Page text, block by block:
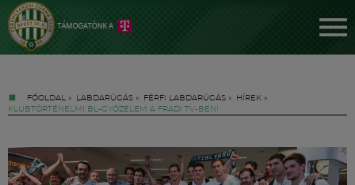
FŐOLDAL » LABDARÚGÁS » FÉRFI LABDARÚGÁS » HÍREK »
KLUBTÖRTÉNELMI BL-GYŐZELEM A FRADI TV-BEN!